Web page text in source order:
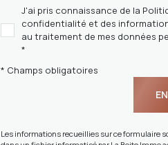
J'ai pris connaissance de la
confidentialité et des
au traitement de mes données
*
* Champs obligatoires
Les informations recueillies sur ce formulaire